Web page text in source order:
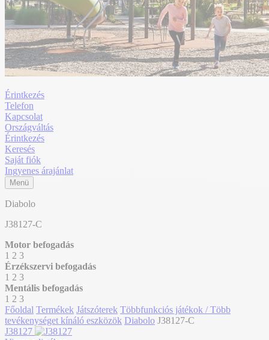
Érintkezés
Telefon
Kapcsolat
Országváltás
Érintkezés
Keresés
Saját fiók
Ingyenes árajánlat
Menü
Diabolo
J38127-C
Motor befogadás
1 2 3
Érzékszervi befogadás
1 2 3
Mentális befogadás
1 2 3
Főoldal Termékek Játszóterek Többfunkciós játékok / Több
tevékenységet kínáló eszközök Diabolo J38127-C
J38127